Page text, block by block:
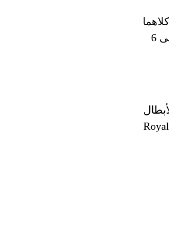
البالغان من العمر 17 عاماً، وكلاهما
حريصان على ترك بصمتهما في هذه البطولة المرموقة التي ستقام في الفترة من 3 إلى 6
السابقين وسيحصل على دعوات إلى بطولة 2025 Masters والدورة 153 المفتوحة في Royal